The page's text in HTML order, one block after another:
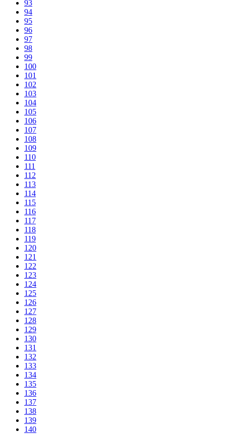
93
94
95
96
97
98
99
100
101
102
103
104
105
106
107
108
109
110
111
112
113
114
115
116
117
118
119
120
121
122
123
124
125
126
127
128
129
130
131
132
133
134
135
136
137
138
139
140